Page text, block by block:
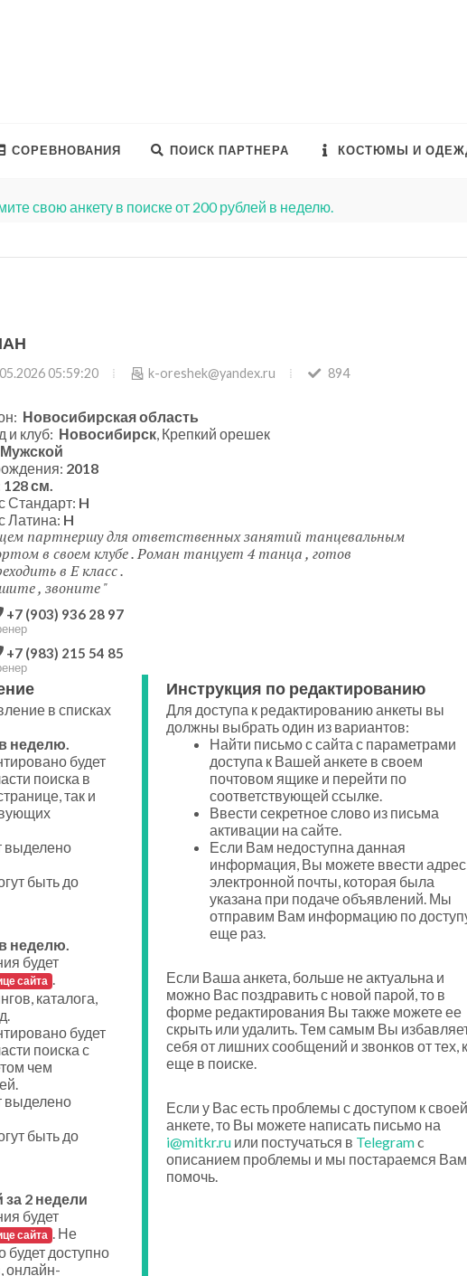
СОРЕВНОВАНИЯ ПОИСК ПАРТНЕРА КОСТЮМЫ И
свою анкету в поиске от 200 рублей в неделю.
05:59:20 k-oreshek@yandex.ru 894
Новосибирская область
и клуб: Новосибирск, Крепкий орешек
Мужской
2018
128 см.
Стандарт: H
Латина: H
партнершу для ответственных занятий танцевальным
в своем клубе . Роман танцует 4 танца , готов
в Е класс .
, звоните
+7 (903) 936 28 97
+7 (983) 215 54 85
в списках
неделю.
будет
поиска в
так и
выделено
быть до
неделю.
будет
сайта .
каталога,
будет
поиска с
чем
выделено
быть до
за 2 недели
будет
сайта . Не
будет доступно
онлайн-
Инструкция по редактированию
Для доступа к редактированию анкеты вы
должны выбрать один из вариантов:
Найти письмо с сайта с параметрами
доступа к Вашей анкете в своем
почтовом ящике и перейти по
соответствующей ссылке.
Ввести секретное слово из письма
активации на сайте.
Если Вам недоступна данная
информация, Вы можете ввести адрес
электронной почты, которая была
указана при подаче объявлений. Мы
отправим Вам информацию по
еще раз.
Если Ваша анкета, больше не актуальна и
можно Вас поздравить с новой парой, то в
форме редактирования Вы также можете ее
скрыть или удалить. Тем самым Вы
себя от лишних сообщений и звонков от тех,
еще в поиске.
Если у Вас есть проблемы с доступом к своей
анкете, то Вы можете написать письмо на
i@mitkr.ruили постучаться в Telegramc
описанием проблемы и мы постараемся Вам
помочь.